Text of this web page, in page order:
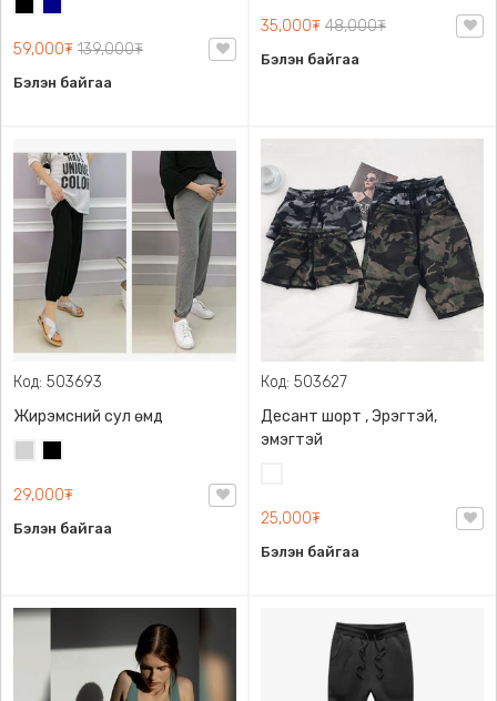
59,000₮ 139,000₮
Бэлэн байгаа
35,000₮ 48,000₮
Бэлэн байгаа
Код: 503693
Жирэмсний сул өмд
29,000₮
Бэлэн байгаа
Код: 503627
Десант шорт , Эрэгтэй,
эмэгтэй
25,000₮
Бэлэн байгаа